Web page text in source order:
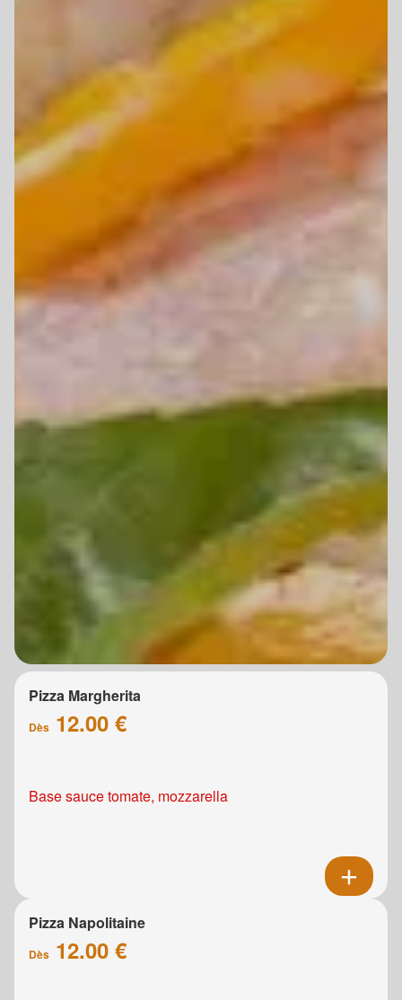
Pizza Margherita
Dès 12.00 €
Base sauce tomate, mozzarella
Pizza Napolitaine
Dès 12.00 €